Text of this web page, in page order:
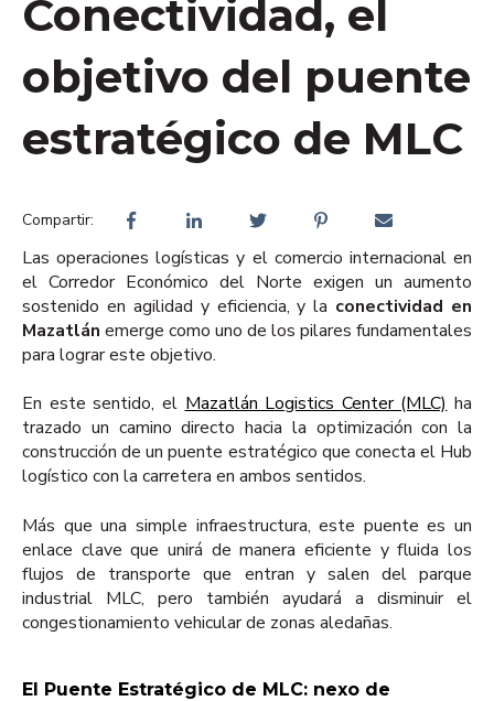
Conectividad, el
objetivo del puente
estratégico de MLC
Compartir:
Las operaciones logísticas y el comercio internacional en
el Corredor Económico del Norte exigen un aumento
sostenido en agilidad y eficiencia, y la conectividad en
Mazatlán emerge como uno de los pilares fundamentales
para lograr este objetivo.
En este sentido, el Mazatlán Logistics Center (MLC) ha
trazado un camino directo hacia la optimización con la
construcción de un puente estratégico que conecta el Hub
logístico con la carretera en ambos sentidos.
Más que una simple infraestructura, este puente es un
enlace clave que unirá de manera eficiente y fluida los
flujos de transporte que entran y salen del parque
industrial MLC, pero también ayudará a disminuir el
congestionamiento vehicular de zonas aledañas.
El Puente Estratégico de MLC: nexo de